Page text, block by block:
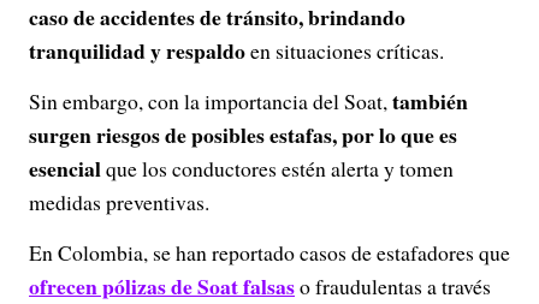
caso de accidentes de tránsito, brindando
tranquilidad y respaldoen situaciones críticas.
Sin embargo, con la importancia del Soat,también
surgen riesgos de posibles estafas, por lo que es
esencialque los conductores estén alerta y tomen
medidas preventivas.
En Colombia, se han reportado casos de estafadores que
ofrecen pólizas de Soat falsaso fraudulentas a través